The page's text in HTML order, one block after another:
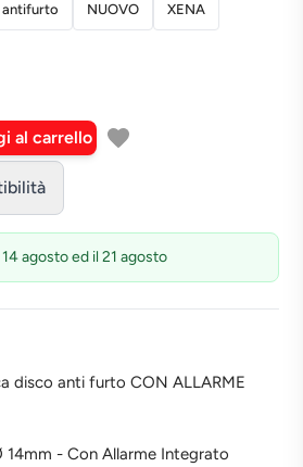
antifurto NUOVO XENA
al carrello
agosto ed il 21 agosto
disco anti furto CON ALLARME
- Con Allarme Integrato